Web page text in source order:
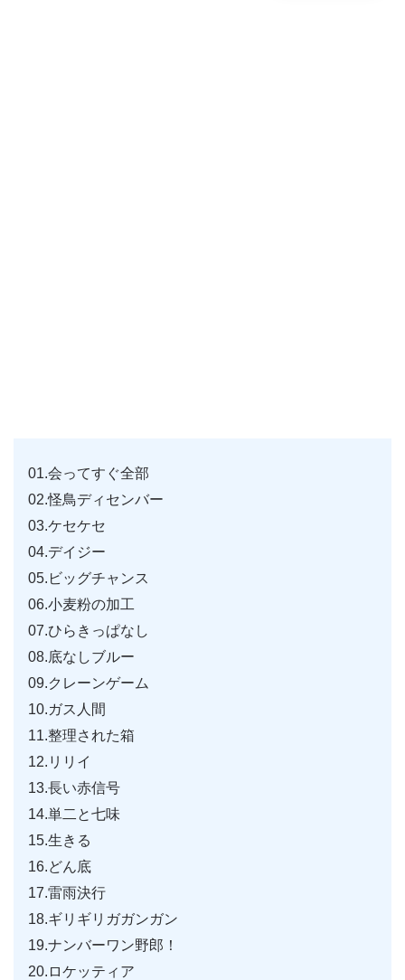
01.会ってすぐ全部
02.怪鳥ディセンバー
03.ケセケセ
04.デイジー
05.ビッグチャンス
06.小麦粉の加工
07.ひらきっぱなし
08.底なしブルー
09.クレーンゲーム
10.ガス人間
11.整理された箱
12.リリイ
13.長い赤信号
14.単二と七味
15.生きる
16.どん底
17.雷雨決行
18.ギリギリガガンガン
19.ナンバーワン野郎！
20.ロケッティア